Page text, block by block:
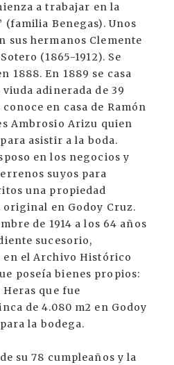
a trabajar en la
(familia Benegas). Unos
sus hermanos Clemente
(1865-1912). Se
1888. En 1889 se casa
adinerada de 39
en casa de Ramón
Ambrosio Arizu quien
asistir a la boda.
en los negocios y
suyos para
una propiedad
en Godoy Cruz.
de 1914 a los 64 años
sucesorio,
en el Archivo Histórico
poseía bienes propios:
Heras que fue
de 4.080 m2 en Godoy
la bodega.
su 78 cumpleaños y la